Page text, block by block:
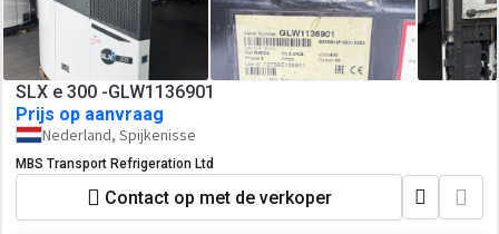
SLX e 300 -GLW1136901
Prijs op aanvraag
Nederland, Spijkenisse
MBS Transport Refrigeration Ltd
Contact op met de verkoper